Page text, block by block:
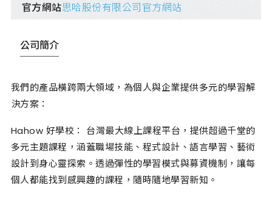
官方網站思哈股份有限公司官方網站
公司簡介
我們的產品橫跨兩大領域，為個人與企業提供多元的學習解
決方案：
Hahow 好學校： 台灣最大線上課程平台，提供超過千堂的
多元主題課程，涵蓋職場技能、程式設計、語言學習、藝術
設計到身心靈探索。透過彈性的學習模式與募資機制，讓每
個人都能找到感興趣的課程，隨時隨地學習新知。